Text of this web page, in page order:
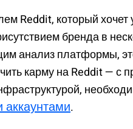
Reddit, который хочет
бренда в
анализ платформы,
карму на Reddit — с
аккаунтами.